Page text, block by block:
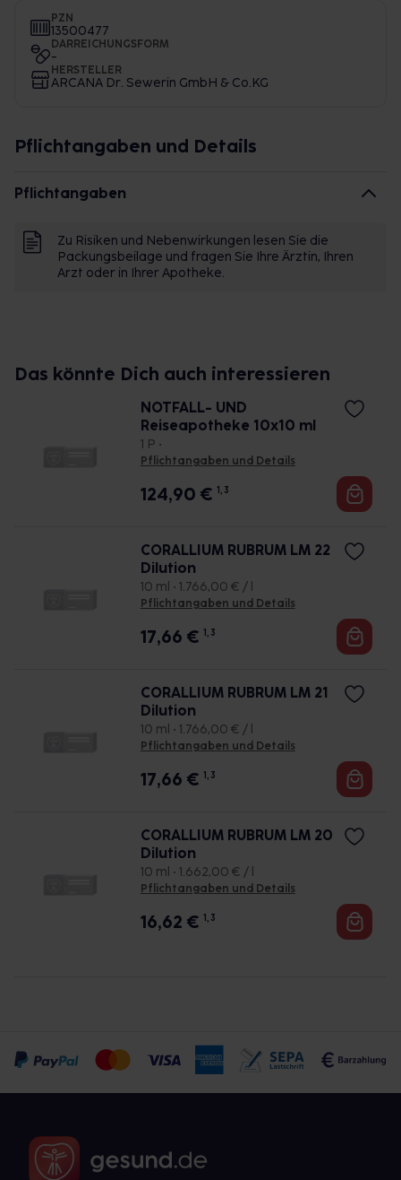
PZN
13500477
DARREICHUNGSFORM
-
HERSTELLER
ARCANA Dr. Sewerin GmbH & Co.KG
Pflichtangaben und Details
Pflichtangaben
Zu Risiken und Nebenwirkungen lesen Sie die
Packungsbeilage und fragen Sie Ihre Ärztin, Ihren
Arzt oder in Ihrer Apotheke.
Das könnte Dich auch interessieren
NOTFALL- UND
Reiseapotheke 10x10 ml
1 P •
Pflichtangaben und Details
124,90 € 1, 3
CORALLIUM RUBRUM LM 22
Dilution
10 ml • 1.766,00 € / l
Pflichtangaben und Details
17,66 € 1, 3
CORALLIUM RUBRUM LM 21
Dilution
10 ml • 1.766,00 € / l
Pflichtangaben und Details
17,66 € 1, 3
CORALLIUM RUBRUM LM 20
Dilution
10 ml • 1.662,00 € / l
Pflichtangaben und Details
16,62 € 1, 3